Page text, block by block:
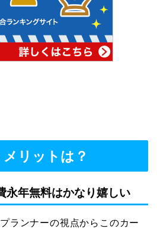
リットは？
永年無料はかなり嬉しい
ランナーの視点からこのカー